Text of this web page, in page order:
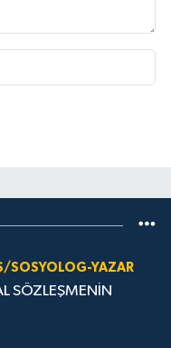
SOSYOLOG-YAZAR
SÖZLEŞMENİN